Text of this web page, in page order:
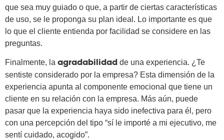
que sea muy guiado o que, a partir de ciertas características
de uso, se le proponga su plan ideal. Lo importante es que
lo que el cliente entienda por facilidad se considere en las
preguntas.
Finalmente, la agradabilidad de una experiencia. ¿Te
sentiste considerado por la empresa? Esta dimensión de la
experiencia apunta al componente emocional que tiene un
cliente en su relación con la empresa. Más aún, puede
pasar que la experiencia haya sido inefectiva para él, pero
con una percepción del tipo “sí le importé a mi ejecutivo, me
sentí cuidado, acogido”.